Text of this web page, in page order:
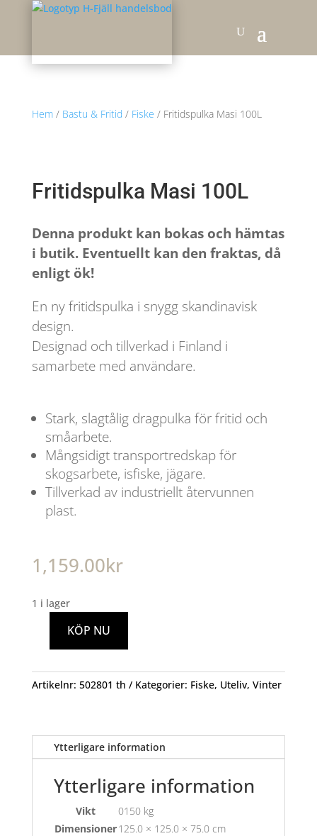
Hem/ Bastu & Fritid / Fiske / Fritidspulka Masi 100L
Fritidspulka Masi 100L
Denna produkt kan bokas och hämtas
i butik. Eventuellt kan den fraktas, då
enligt ök!
En ny fritidspulka i snygg skandinavisk
design.
Designad och tillverkad i Finland i
samarbete med användare.
Stark, slagtålig dragpulka för fritid och
småarbete.
Mångsidigt transportredskap för
skogsarbete, isfiske, jägare.
Tillverkad av industriellt återvunnen
plast.
1,159.00kr
1 i lager
Fritidspulka
100L
mängd
KÖP NU
Artikelnr: 502801 th Kategorier: Fiske, Uteliv, Vinter
Ytterligare information
Ytterligare information
Vikt
0150 kg
Dimensioner125.0 × 125.0 × 75.0 cm